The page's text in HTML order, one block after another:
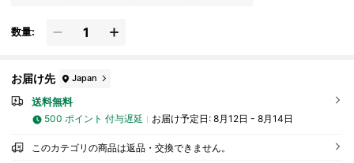
数量:
お届け先 Japan
送料無料
500 ポイント 付与遅延 お届け予定日: 8月12日 - 8月14日
このカテゴリの商品は返品・交換できません。